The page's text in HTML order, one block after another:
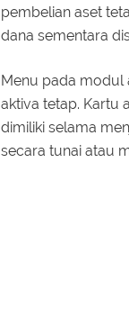
pembelian aset
dana sementara
Menu pada modul
aktiva tetap. Kartu
dimiliki selama
secara tunai atau